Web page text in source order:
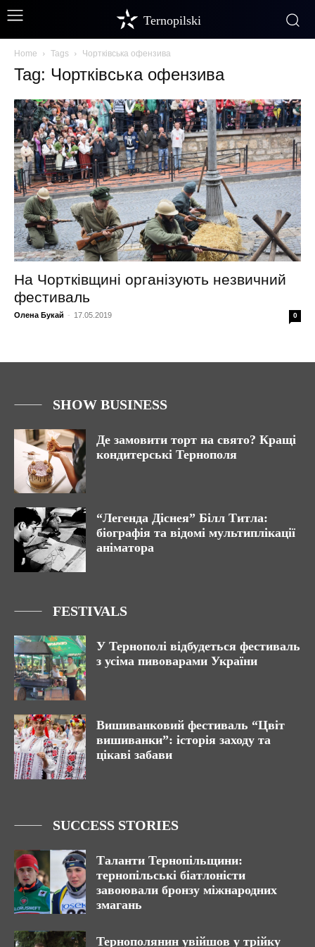
Ternopilski
Home Tags Чортківська офензива
Tag: Чортківська офензива
На Чортківщині організують незвичний
фестиваль
Олена Букай - 17.05.2019 0
SHOW BUSINESS
Де замовити торт на свято? Кращі
кондитерські Тернополя
“Легенда Діснея” Білл Титла:
біографія та відомі мультиплікації
аніматора
FESTIVALS
У Тернополі відбудеться фестиваль
з усіма пивоварами України
Вишиванковий фестиваль “Цвіт
вишиванки”: історія заходу та
цікаві забави
SUCCESS STORIES
Таланти Тернопільщини:
тернопільські біатлоністи
завоювали бронзу міжнародних
змагань
Тернополянин увійшов у трійку